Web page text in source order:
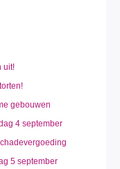
uit!
gebouwen
4 september
5 september